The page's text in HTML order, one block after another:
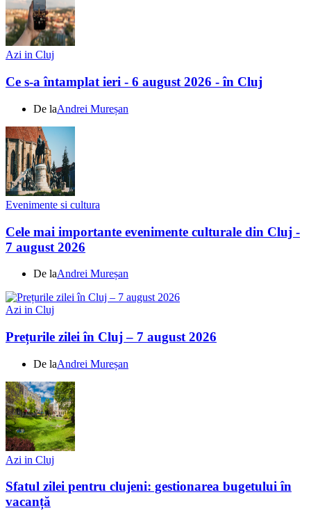
Azi in Cluj
Ce s-a întamplat ieri - 6 august 2026 - în Cluj
De laAndrei Mureșan
Evenimente si cultura
Cele mai importante evenimente culturale din Cluj -
7 august 2026
De laAndrei Mureșan
Azi in Cluj
Prețurile zilei în Cluj – 7 august 2026
De laAndrei Mureșan
Azi in Cluj
Sfatul zilei pentru clujeni: gestionarea bugetului în
vacanță